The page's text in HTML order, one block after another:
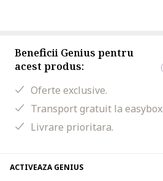
Beneficii Genius pentru
acest produs:
Oferte exclusive.
Transport gratuit la easybox.
Livrare prioritara.
ACTIVEAZA GENIUS